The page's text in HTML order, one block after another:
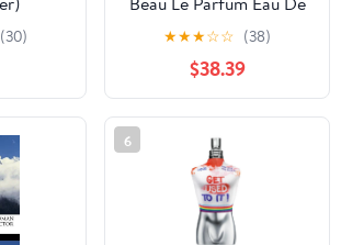
(30)
Parfum Intense Spray
125ml/4.2oz
★★★☆☆ (38)
$38.39
6